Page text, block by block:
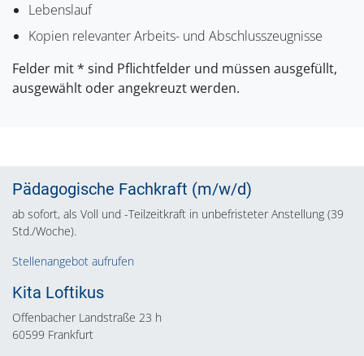
Lebenslauf
Kopien relevanter Arbeits- und Abschlusszeugnisse
Felder mit * sind Pflichtfelder und müssen ausgefüllt,
ausgewählt oder angekreuzt werden.
Pädagogische Fachkraft (m/w/d)
ab sofort, als Voll und -Teilzeitkraft in unbefristeter Anstellung (39
Std./Woche).
Stellenangebot aufrufen
Kita Loftikus
Offenbacher Landstraße 23 h
60599 Frankfurt